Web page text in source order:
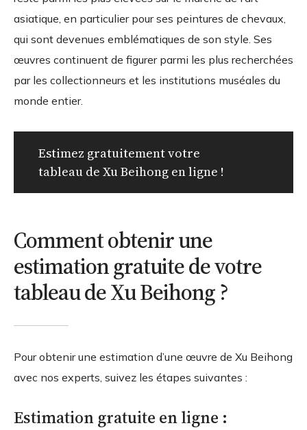
asiatique, en particulier pour ses peintures de chevaux,
qui sont devenues emblématiques de son style. Ses
œuvres continuent de figurer parmi les plus recherchées
par les collectionneurs et les institutions muséales du
monde entier.
Estimez gratuitement votre
tableau de Xu Beihong en ligne !
Comment obtenir une
estimation gratuite de votre
tableau de Xu Beihong ?
Pour obtenir une estimation d’une œuvre de Xu Beihong
avec nos experts, suivez les étapes suivantes :
Estimation gratuite en ligne :